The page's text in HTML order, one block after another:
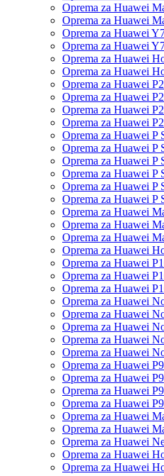
Oprema za Huawei
Oprema za Huawei
Oprema za Huawei
Oprema za Huawei
Oprema za Huawei
Oprema za Huawei
Oprema za Huawei
Oprema za Huawei
Oprema za Huawei
Oprema za Huawei
Oprema za Huawei P
Oprema za Huawei P
Oprema za Huawei P
Oprema za Huawei P
Oprema za Huawei P
Oprema za Huawei P
Oprema za Huawei
Oprema za Huawei
Oprema za Huawei
Oprema za Huawei
Oprema za Huawei
Oprema za Huawei
Oprema za Huawei
Oprema za Huawei
Oprema za Huawei
Oprema za Huawei
Oprema za Huawei
Oprema za Huawei
Oprema za Huawei
Oprema za Huawei P9
Oprema za Huawei
Oprema za Huawei
Oprema za Huawei
Oprema za Huawei
Oprema za Huawei
Oprema za Huawei
Oprema za Huawei